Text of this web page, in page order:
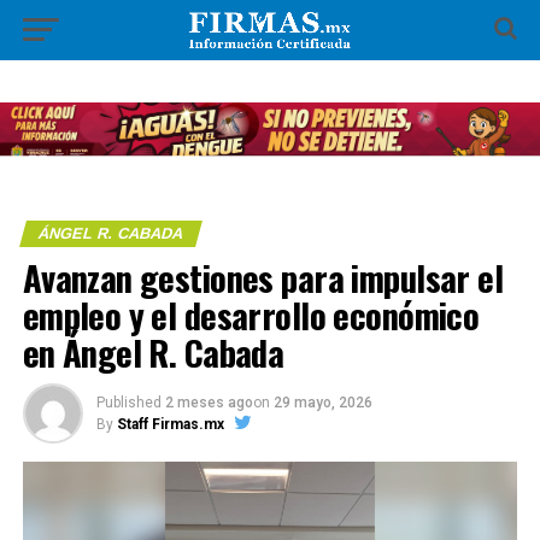
ÁNGEL R. CABADA
Avanzan gestiones para impulsar el
empleo y el desarrollo económico
en Ángel R. Cabada
Published 2 meses agoon 29 mayo, 2026
By Staff Firmas.mx